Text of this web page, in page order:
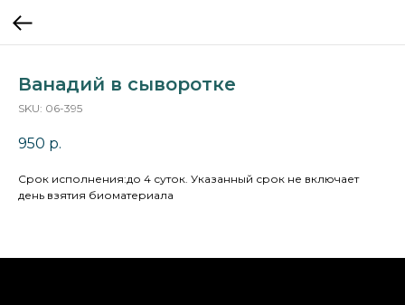
Ванадий в сыворотке
SKU: 06-395
950 р.
Cрок исполнения:до 4 суток. Указанный срок не включает
день взятия биоматериала